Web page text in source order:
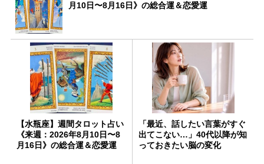
月10日〜8月16日》の総合運＆恋愛運
【水瓶座】週間タロット占い
《来週：2026年8月10日〜8
月16日》の総合運＆恋愛運
「最近、話したい言葉がすぐ
出てこない…」40代以降が知
っておきたい脳の変化